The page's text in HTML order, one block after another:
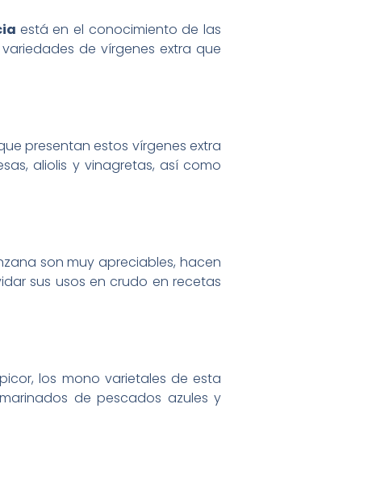
está en el conocimiento de las
de vírgenes extra que
presentan estos vírgenes extra
aliolis y vinagretas, así como
son muy apreciables, hacen
sus usos en crudo en recetas
los mono varietales de esta
de pescados azules y